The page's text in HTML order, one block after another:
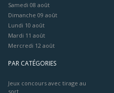
Samedi 08 août
Dimanche 09 août
Lundi 10 août
Mardi 11 août
Mercredi 12 août
PAR CATÉGORIES
Jeux concours avec tirage au
sort